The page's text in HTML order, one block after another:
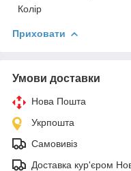
Колір
Приховати
Умови доставки
Нова Пошта
Укрпошта
Самовивіз
Доставка кур'єром